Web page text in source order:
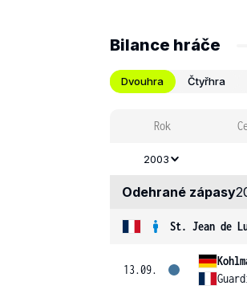
Bilance hráče
Dvouhra Čtyřhra
Rok
2003
Odehrané zápasy
St. Jean de
13.09.